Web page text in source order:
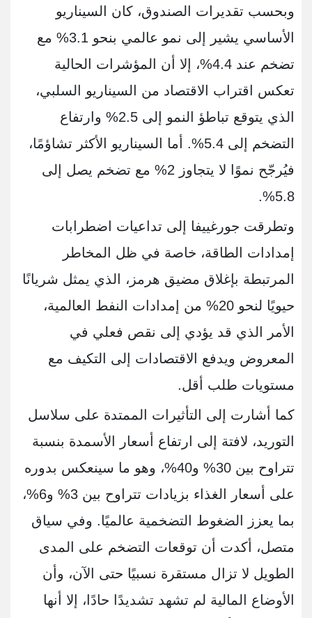
وبحسب تقديرات الصندوق، كان السيناريو
الأساسي يشير إلى نمو عالمي بنحو 3.1% مع
تضخم عند 4.4%، إلا أن المؤشرات الحالية
تعكس اقتراب الاقتصاد من السيناريو السلبي،
الذي يتوقع تباطؤ النمو إلى 2.5% وارتفاع
التضخم إلى 5.4%. أما السيناريو الأكثر تشاؤمًا،
فيُرجّح نموًا لا يتجاوز 2% مع تضخم يصل إلى
5.8%.
وتطرقت جورغييفا إلى تداعيات اضطرابات
إمدادات الطاقة، خاصة في ظل المخاطر
المرتبطة بإغلاق مضيق هرمز، الذي يمثل شريانًا
حيويًا لنحو 20% من إمدادات النفط العالمية،
الأمر الذي قد يؤدي إلى نقص فعلي في
المعروض ويدفع الاقتصادات إلى التكيف مع
مستويات طلب أقل.
كما أشارت إلى التأثيرات الممتدة على سلاسل
التوريد، لافتة إلى ارتفاع أسعار الأسمدة بنسبة
تتراوح بين 30% و40%، وهو ما سينعكس بدوره
على أسعار الغذاء بزيادات تتراوح بين 3% و6%،
بما يعزز الضغوط التضخمية عالميًا. وفي سياق
متصل، أكدت أن توقعات التضخم على المدى
الطويل لا تزال مستقرة نسبيًا حتى الآن، وأن
الأوضاع المالية لم تشهد تشديدًا حادًا، إلا أنها